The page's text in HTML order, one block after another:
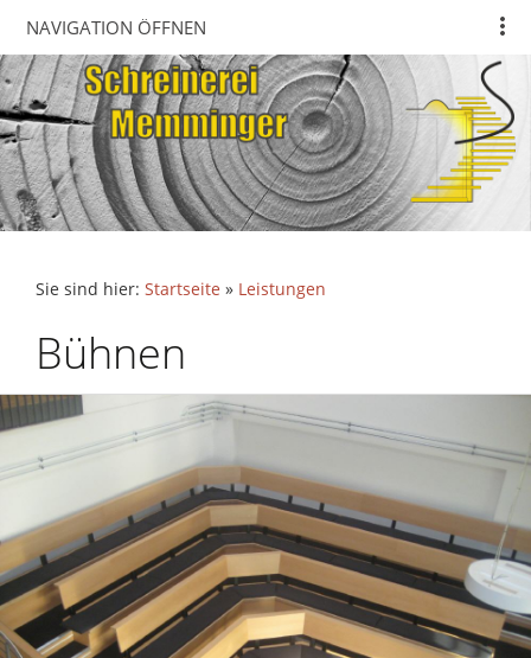
NAVIGATION ÖFFNEN
Sie sind hier: Startseite » Leistungen
Bühnen